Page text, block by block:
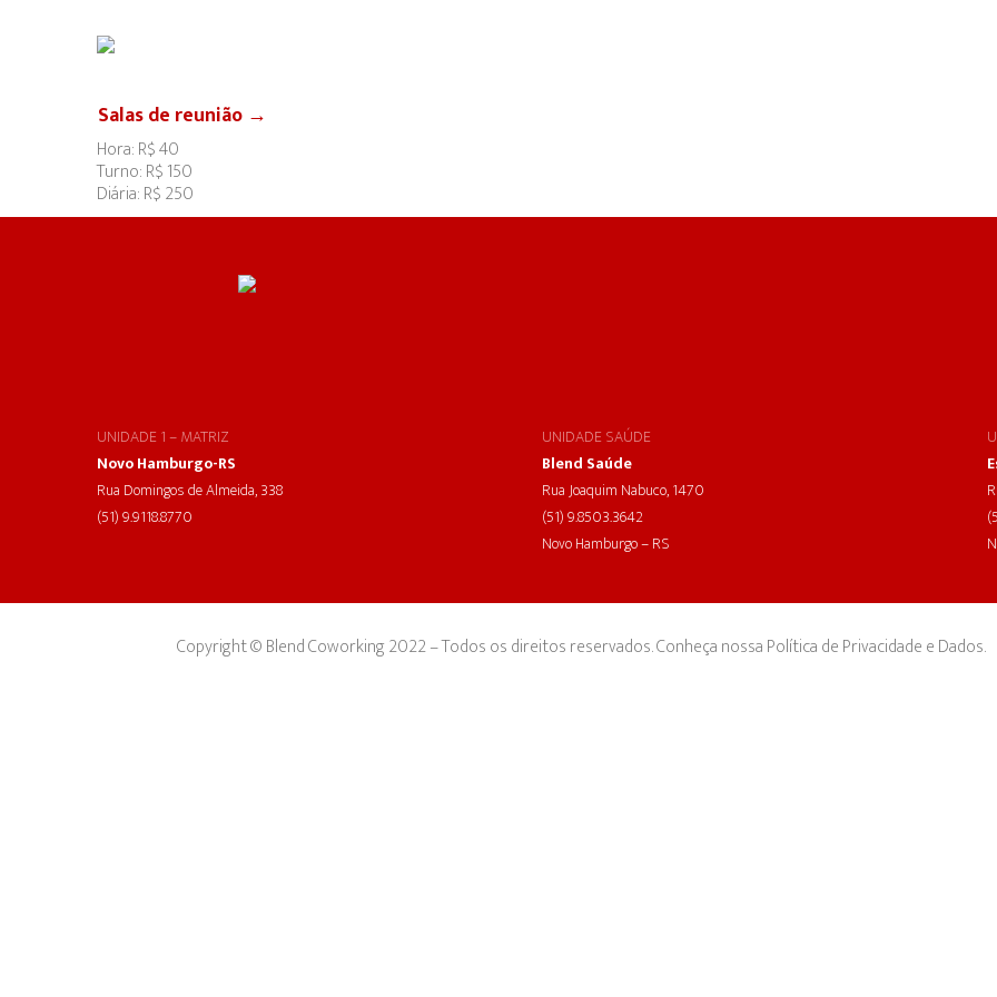
Salas de reunião →
Hora: R$ 40
Turno: R$ 150
Diária: R$ 250
UNIDADE 1 – MATRIZ
Novo Hamburgo-RS
Rua Domingos de Almeida, 338
(51) 9.9118.8770
UNIDADE SAÚDE
Blend Saúde
Rua Joaquim Nabuco, 1470
(51) 9.8503.3642
Novo Hamburgo – RS
Copyright © Blend Coworking 2022 – Todos os direitos reservados. Conheça nossa Política de Privacidade e Dados.